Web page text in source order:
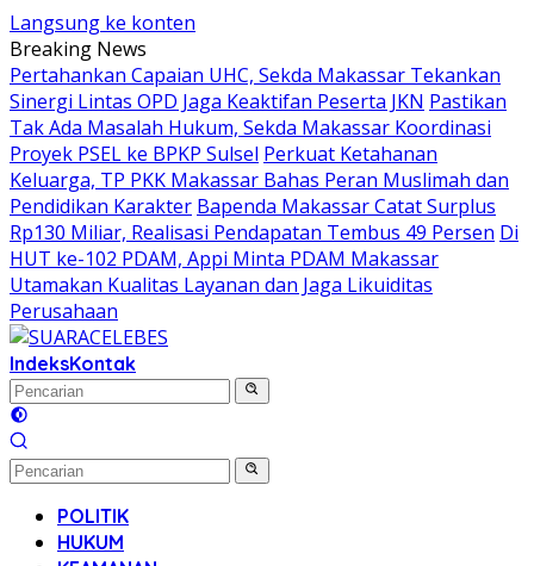
Langsung ke konten
Breaking News
Pertahankan Capaian UHC, Sekda Makassar Tekankan
Sinergi Lintas OPD Jaga Keaktifan Peserta JKN Pastikan
Tak Ada Masalah Hukum, Sekda Makassar Koordinasi
Proyek PSEL ke BPKP Sulsel Perkuat Ketahanan
Keluarga, TP PKK Makassar Bahas Peran Muslimah dan
Pendidikan Karakter Bapenda Makassar Catat Surplus
Rp130 Miliar, Realisasi Pendapatan Tembus 49 Persen Di
HUT ke-102 PDAM, Appi Minta PDAM Makassar
Utamakan Kualitas Layanan dan Jaga Likuiditas
Perusahaan
IndeksKontak
POLITIK
HUKUM